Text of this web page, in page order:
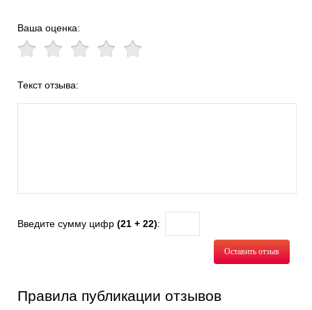
Ваша оценка:
Текст отзыва:
Введите сумму цифр (21 + 22):
Оставить отзыв
Правила публикации отзывов